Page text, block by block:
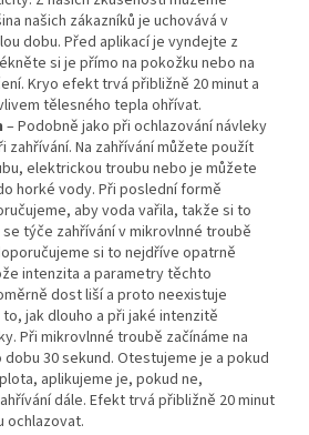
našich zákazníků je uchovává v
dobu. Před aplikací je vyndejte z
si je přímo na pokožku nebo na
Kryo efekt trvá přibližně 20 minut a
tělesného tepla ohřívat.
– Podobně jako při ochlazování návleky
zahřívání. Na zahřívání můžete použít
elektrickou troubu nebo je můžete
horké vody. Při poslední formě
aby voda vařila, takže si to
týče zahřívání v mikrovlnné troubě
si to nejdříve opatrně
intenzita a parametry těchto
dost liší a proto neexistuje
jak dlouho a při jaké intenzitě
Při mikrovlnné troubě začínáme na
30 sekund. Otestujeme je a pokud
aplikujeme je, pokud ne,
dále. Efekt trvá přibližně 20 minut
ochlazovat.